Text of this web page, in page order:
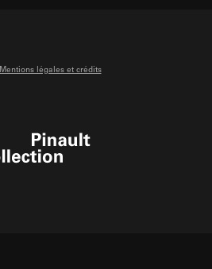
Mentions légales et crédits